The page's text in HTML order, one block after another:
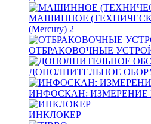
МАШИННОЕ
(Mercury) 2
ОТБРАКОВОЧНЫЕ
ДОПОЛНИТЕЛЬНОЕ
ИНФОСКАН: ИЗМЕРЕНИЕ
ИНКЛОКЕР